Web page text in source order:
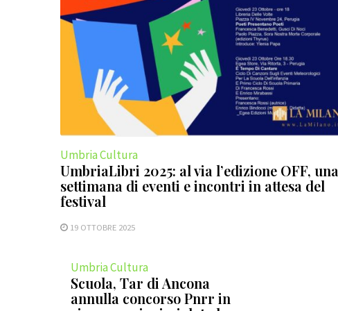
Umbria Cultura
UmbriaLibri 2025: al via l’edizione OFF, una
settimana di eventi e incontri in attesa del
festival
19 OTTOBRE 2025
Umbria Cultura
Scuola, Tar di Ancona
annulla concorso Pnrr in